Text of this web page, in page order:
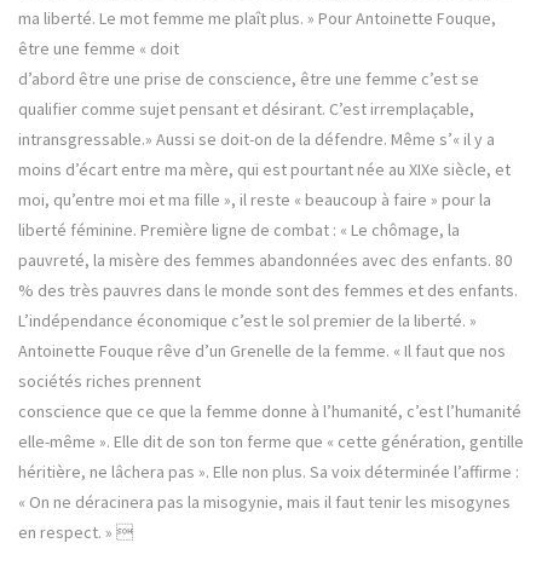
ma liberté. Le mot femme me plaît plus. » Pour Antoinette Fouque,
être une femme « doit
d’abord être une prise de conscience, être une femme c’est se
qualifier comme sujet pensant et désirant. C’est irremplaçable,
intransgressable.» Aussi se doit-on de la défendre. Même s’« il y a
moins d’écart entre ma mère, qui est pourtant née au XIXe siècle, et
moi, qu’entre moi et ma fille », il reste « beaucoup à faire » pour la
liberté féminine. Première ligne de combat : « Le chômage, la
pauvreté, la misère des femmes abandonnées avec des enfants. 80
% des très pauvres dans le monde sont des femmes et des enfants.
L’indépendance économique c’est le sol premier de la liberté. »
Antoinette Fouque rêve d’un Grenelle de la femme. « Il faut que nos
sociétés riches prennent
conscience que ce que la femme donne à l’humanité, c’est l’humanité
elle-même ». Elle dit de son ton ferme que « cette génération, gentille
héritière, ne lâchera pas ». Elle non plus. Sa voix déterminée l’affirme :
« On ne déracinera pas la misogynie, mais il faut tenir les misogynes
en respect. » 